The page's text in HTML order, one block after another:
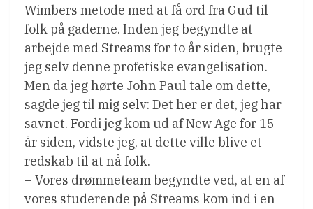
Wimbers metode med at få ord fra Gud til
folk på gaderne. Inden jeg begyndte at
arbejde med Streams for to år siden, brugte
jeg selv denne profetiske evangelisation.
Men da jeg hørte John Paul tale om dette,
sagde jeg til mig selv: Det her er det, jeg har
savnet. Fordi jeg kom ud af New Age for 15
år siden, vidste jeg, at dette ville blive et
redskab til at nå folk.
– Vores drømmeteam begyndte ved, at en af
vores studerende på Streams kom ind i en